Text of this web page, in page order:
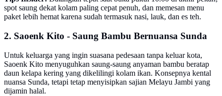
spot saung dekat kolam paling cepat penuh, dan memesan menu
paket lebih hemat karena sudah termasuk nasi, lauk, dan es teh.
2. Saoenk Kito - Saung Bambu Bernuansa Sunda
Untuk keluarga yang ingin suasana pedesaan tanpa keluar kota,
Saoenk Kito menyuguhkan saung-saung anyaman bambu beratap
daun kelapa kering yang dikelilingi kolam ikan. Konsepnya kental
nuansa Sunda, tetapi tetap menyisipkan sajian Melayu Jambi yang
dijamin halal.